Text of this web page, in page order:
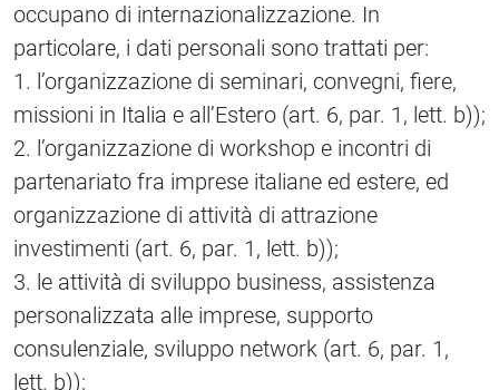
occupano di internazionalizzazione. In
particolare, i dati personali sono trattati per:
1. l’organizzazione di seminari, convegni, fiere,
missioni in Italia e all’Estero (art. 6, par. 1, lett. b));
2. l’organizzazione di workshop e incontri di
partenariato fra imprese italiane ed estere, ed
organizzazione di attività di attrazione
investimenti (art. 6, par. 1, lett. b));
3. le attività di sviluppo business, assistenza
personalizzata alle imprese, supporto
consulenziale, sviluppo network (art. 6, par. 1,
lett. b));